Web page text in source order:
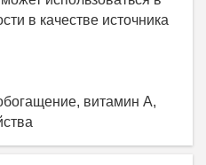
в качестве источника
витамин А,